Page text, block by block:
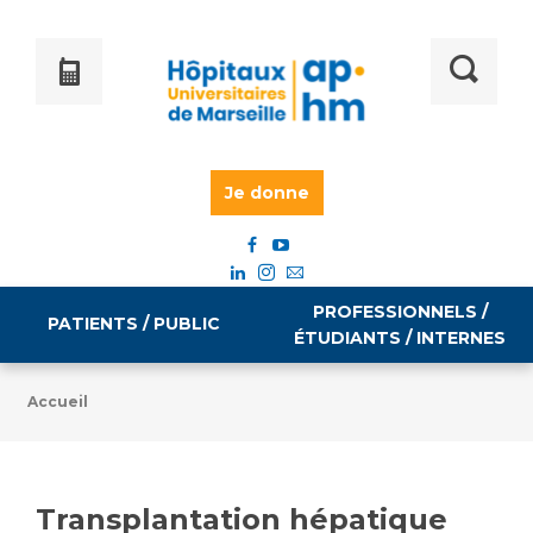
Je donne
PATIENTS / PUBLIC
PROFESSIONNELS /
ÉTUDIANTS / INTERNES
Emploi / formation
Accueil
Transplantation hépatique